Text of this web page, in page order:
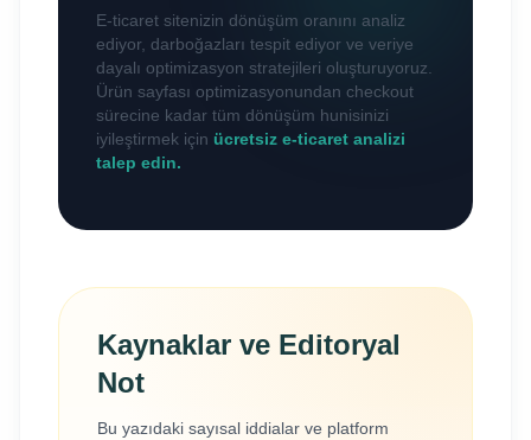
E-ticaret sitenizin dönüşüm oranını analiz
ediyor, darboğazları tespit ediyor ve veriye
dayalı optimizasyon stratejileri oluşturuyoruz.
Ürün sayfası optimizasyonundan checkout
sürecine kadar tüm dönüşüm hunisinizi
iyileştirmek için ücretsiz e-ticaret analizi
talep edin.
Kaynaklar ve Editoryal
Not
Bu yazıdaki sayısal iddialar ve platform